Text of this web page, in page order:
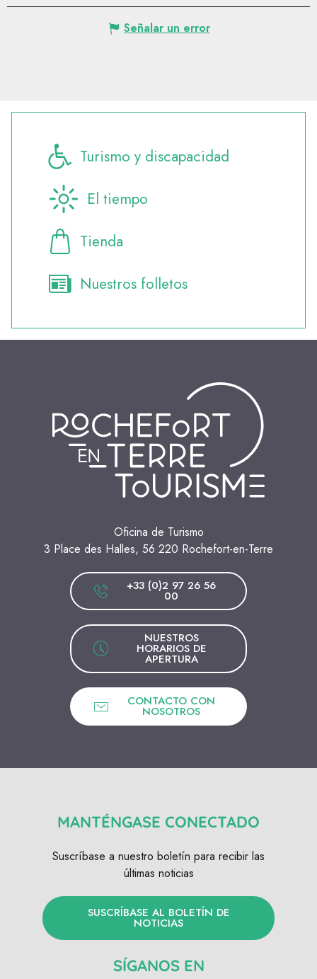
Señalar un error
Turismo y discapacidad
El tiempo
Tienda
Nuestros folletos
Oficina de Turismo
3 Place des Halles, 56 220 Rochefort-en-Terre
+33 (0)2 97 26 56
00
NUESTROS
HORARIOS DE
APERTURA
CONTACTO CON
NOSOTROS
MANTÉNGASE CONECTADO
Suscríbase a nuestro boletín para recibir las
últimas noticias
SUSCRÍBASE AL BOLETÍN DE
NOTICIAS
SÍGANOS EN